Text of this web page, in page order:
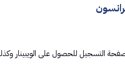
صفحة التسجيل للحصول على الويبينار